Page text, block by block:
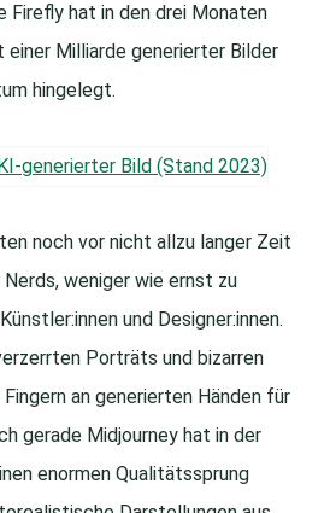
Firefly hat in den drei Monaten
einer Milliarde generierter Bilder
hingelegt.
noch vor nicht allzu langer Zeit
weniger wie ernst zu
und Designer:innen.
Porträts und bizarren
an generierten Händen für
gerade Midjourney hat in der
enormen Qualitätssprung